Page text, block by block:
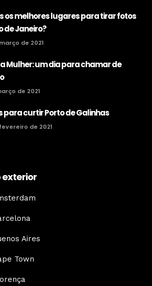
os melhores lugares para tirar fotos
de Janeiro?
de 2021
Mulher: um dia para chamar de
de 2021
para curtir Porto de Galinhas
de 2021
exterior
Aires
Town